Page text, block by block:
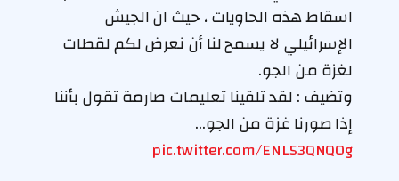
اسقاط هذه الحاويات ، حيث ان الجيش
الإسرائيلي لا يسمح لنا أن نعرض لكم لقطات
لغزة من الجو.
وتضيف : لقد تلقينا تعليمات صارمة تقول بأننا
إذا صورنا غزة من الجو…
pic.twitter.com/ENL53QNQ0g